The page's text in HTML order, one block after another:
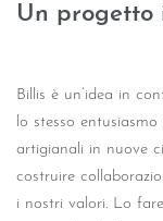
Un progetto
Billis è un’idea in
lo stesso
artigianali in nuove
costruire
i nostri valori. Lo